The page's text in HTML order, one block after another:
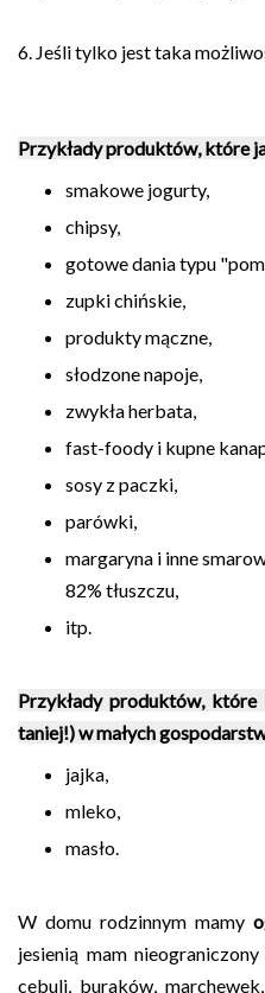
6. Jeśli tylko jest taka
Przykłady produktów, które
smakowe jogurty,
chipsy,
gotowe dania typu
zupki chińskie,
produkty mączne,
słodzone napoje,
zwykła herbata,
fast-foody i kupne
sosy z paczki,
parówki,
margaryna i inne
82% tłuszczu,
itp.
Przykłady produktów, które
taniej!) w małych
jajka,
mleko,
masło.
W domu rodzinnym mamy
jesienią mam
cebuli, buraków,